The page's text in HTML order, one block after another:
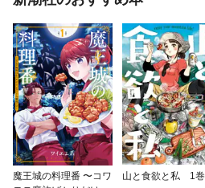
魔王城の料理番 〜コワ
山と食欲と私 1巻